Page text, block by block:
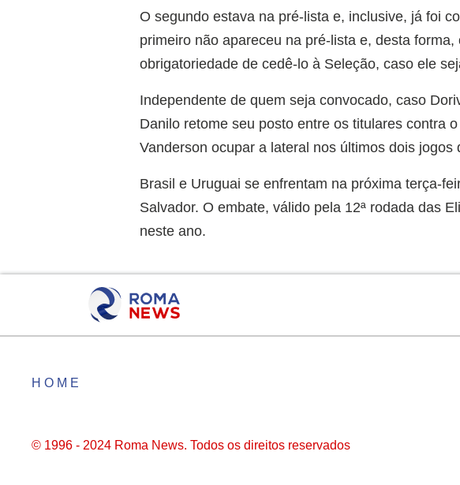
O segundo estava na pré-lista e, inclusive, já foi
primeiro não apareceu na pré-lista e, desta
obrigatoriedade de cedê-lo à Seleção, caso ele
Independente de quem seja convocado, caso
Danilo retome seu posto entre os titulares contra
Vanderson ocupar a lateral nos últimos dois jogos
Brasil e Uruguai se enfrentam na próxima terça-
Salvador. O embate, válido pela 12ª rodada das
neste ano.
HOME
© 1996 - 2024 Roma News. Todos os direitos reservados